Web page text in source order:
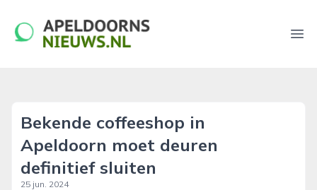
apeldoornsnieuws.nl
Bekende coffeeshop in
Apeldoorn moet deuren
definitief sluiten
25 jun. 2024